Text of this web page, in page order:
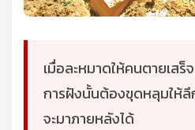
เมื่อละหมาดให้คนตายเสร็
การฝังนั้นต้องขุดหลุมให้
จะมาภายหลังได้